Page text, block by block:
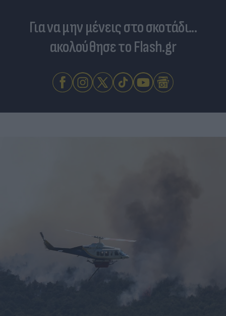
Για να μην μένεις στο σκοτάδι...
ακολούθησε το Flash.gr